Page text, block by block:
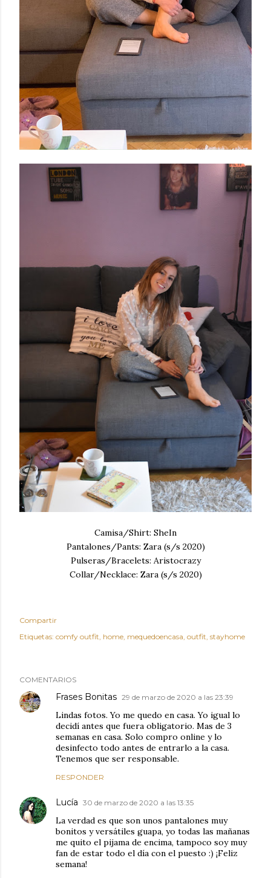
Camisa/Shirt: SheIn
Pantalones/Pants: Zara (s/s 2020)
Pulseras/Bracelets: Aristocrazy
Collar/Necklace: Zara (s/s 2020)
Compartir
Etiquetas: comfy outfit home mequedoencasa outfit stayhome
COMENTARIOS
Frases Bonitas 29 de marzo de 2020 a las 23:39
Lindas fotos. Yo me quedo en casa. Yo igual lo
decidí antes que fuera obligatorio. Mas de 3
semanas en casa. Solo compro online y lo
desinfecto todo antes de entrarlo a la casa.
Tenemos que ser responsable.
RESPONDER
Lucía 30 de marzo de 2020 a las 13:35
La verdad es que son unos pantalones muy
bonitos y versátiles guapa, yo todas las mañanas
me quito el pijama de encima, tampoco soy muy
fan de estar todo el día con el puesto :) ¡Feliz
semana!